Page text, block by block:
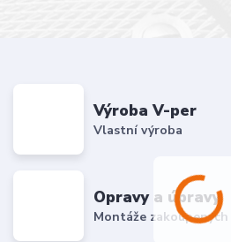
Výroba V-per
Vlastní výroba
Opravy a úpravy
Montáže